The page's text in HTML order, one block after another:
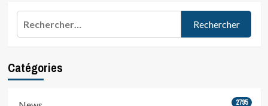
Catégories
2795